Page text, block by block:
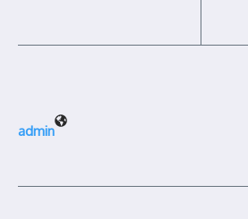
admin